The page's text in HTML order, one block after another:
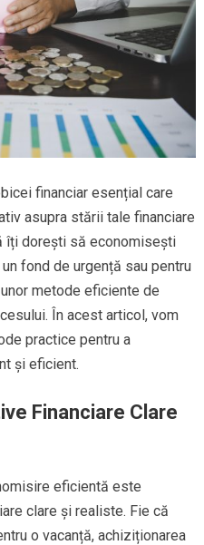
financiar esențial care
asupra stării tale financiare
îți dorești să economisești
fond de urgență sau pentru
metode eficiente de
În acest articol, vom
practice pentru a
și eficient.
Financiare Clare
eficientă este
clare și realiste. Fie că
o vacanță, achiziționarea